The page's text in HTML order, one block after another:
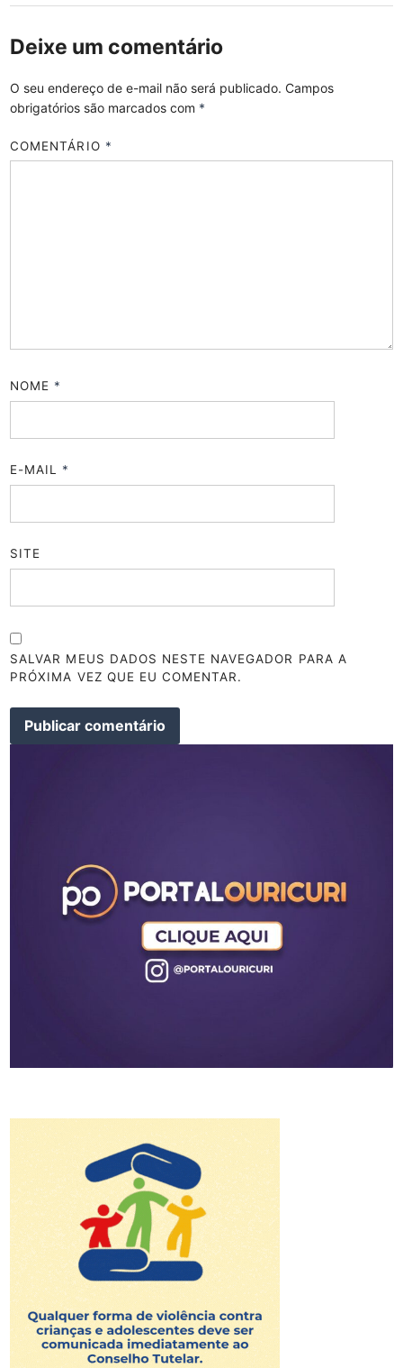
Deixe um comentário
O seu endereço de e-mail não será publicado. Campos
obrigatórios são marcados com *
COMENTÁRIO *
NOME *
E-MAIL *
SITE
SALVAR MEUS DADOS NESTE NAVEGADOR PARA A
PRÓXIMA VEZ QUE EU COMENTAR.